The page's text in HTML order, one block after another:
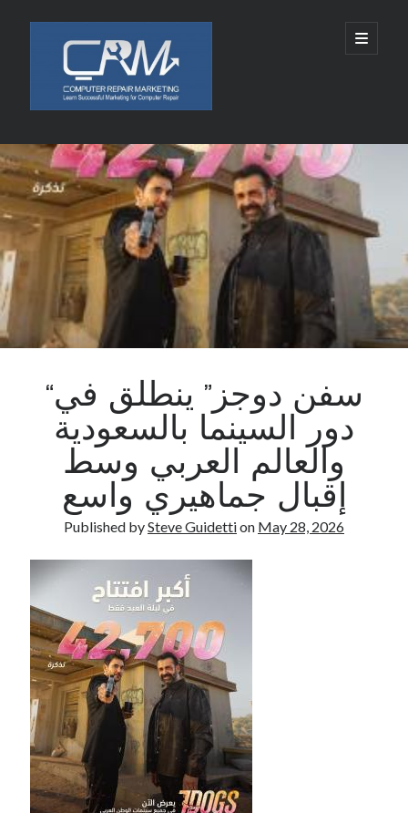
Computer
Repair
Marketing
open
primary
Sidebar
Search
Search
Recent Posts
5002 SPACE ALIENS LANDS AUGUST 10, 2026
Chabad of Mineola Launches Free “Kosher Cameo” Video Blessings in
Time For Rosh Hashanah
SLKY World Acquires Rights to Rwanda-Based Author Lamana Ali’s THE
CELESTIAL ASHES
Technology and Healthcare Investor Aaron Michael Krinsky Delivers
TEDxBeverlyGrove Talk on Complexity in Patient Care
Recent Comments
No comments to show.
“سفن دوجز” ينطلق في
دور السينما بالسعودية
والعالم العربي وسط
إقبال جماهيري واسع
Published bySteve Guidettion May 28, 2026